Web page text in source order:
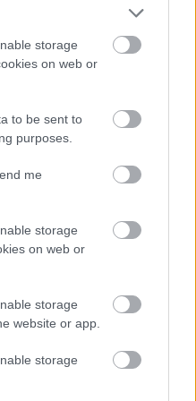
storage
on web or
to be sent to
purposes.
me
storage
on web or
storage
website or app.
storage
A jutalom a
a kiugrási
Románia
Horthynál sem a
adott átállási
Erdélyről. Arról ti.,
a nyertes oldalon
és délvidéki
területek egy
Erdélyben lenne esély
szemben az öreg
a
is megerősítve